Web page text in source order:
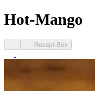
Hot-Mango
Rezept-Box